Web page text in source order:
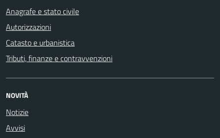
Anagrafe e stato civile
Autorizzazioni
Catasto e urbanistica
Tributi, finanze e contravvenzioni
NOVITÀ
Notizie
Avvisi